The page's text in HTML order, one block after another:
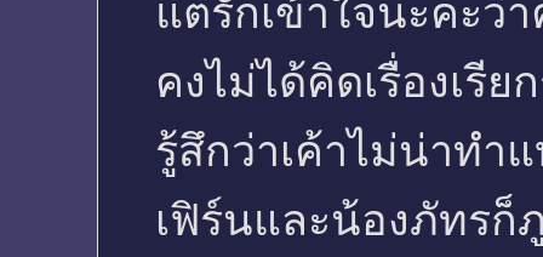
แต่รักเข้าใจนะคะว่
คงไม่ได้คิดเรื่องเรี
รู้สึกว่าเค้าไม่น่าท
เฟิร์นและน้องภัทรก็